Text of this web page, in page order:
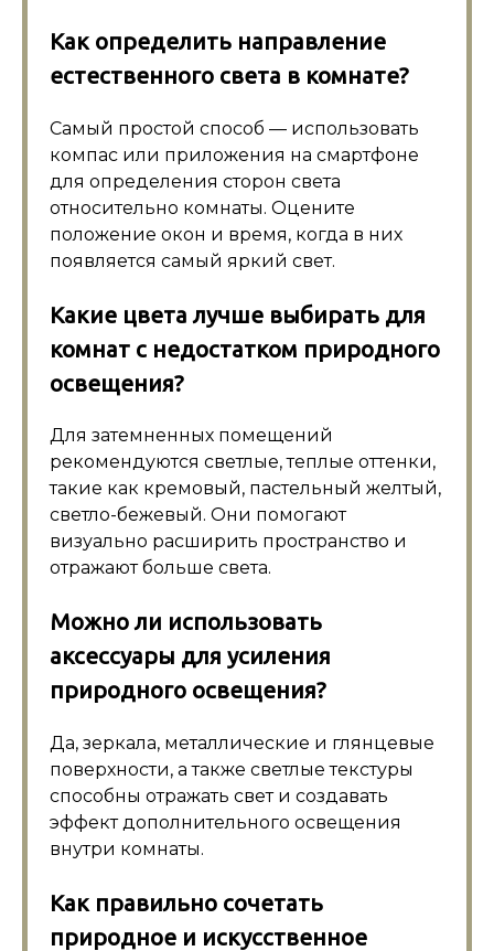
Как определить направление
естественного света в комнате?
Самый простой способ — использовать
компас или приложения на смартфоне
для определения сторон света
относительно комнаты. Оцените
положение окон и время, когда в них
появляется самый яркий свет.
Какие цвета лучше выбирать для
комнат с недостатком природного
освещения?
Для затемненных помещений
рекомендуются светлые, теплые оттенки,
такие как кремовый, пастельный желтый,
светло-бежевый. Они помогают
визуально расширить пространство и
отражают больше света.
Можно ли использовать
аксессуары для усиления
природного освещения?
Да, зеркала, металлические и глянцевые
поверхности, а также светлые текстуры
способны отражать свет и создавать
эффект дополнительного освещения
внутри комнаты.
Как правильно сочетать
природное и искусственное